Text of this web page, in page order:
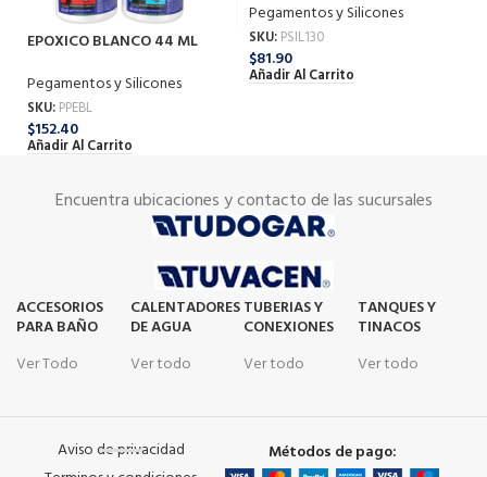
EPOXICO BLANCO 44 ML
Pegamentos y Silicones
SKU: PPEBL
$152.40
Añadir Al Carrito
Pegamentos y Silicones
SKU: PSIL130
$81.90
Añadir Al Carrito
Encuentra ubicaciones y contacto de las sucursales
ACCESORIOS
PARA BAÑO
Ver Todo
CALENTADORES
DE AGUA
Ver todo
TUBERIAS Y
CONEXIONES
Ver todo
TANQUES Y
TINACOS
Ver todo
Aviso de privacidad
Métodos de pago: